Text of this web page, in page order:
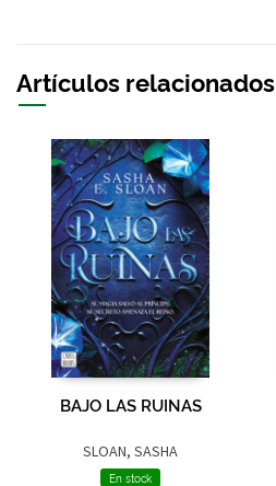
Artículos relacionados
BAJO LAS RUINAS
SLOAN, SASHA
En stock